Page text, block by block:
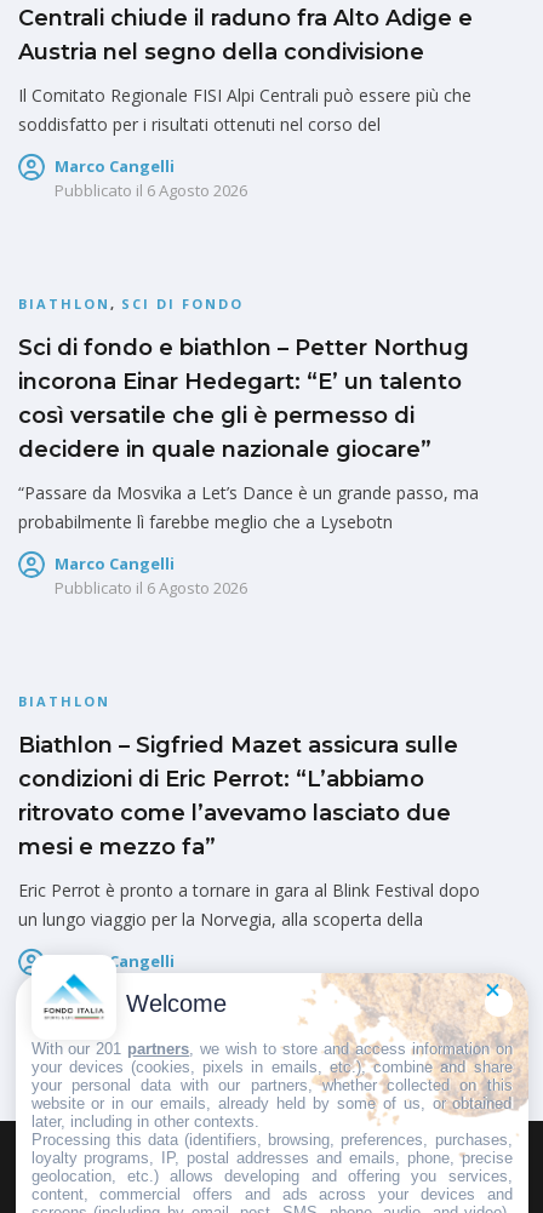
Centrali chiude il raduno fra Alto Adige e
Austria nel segno della condivisione
Il Comitato Regionale FISI Alpi Centrali può essere più che
soddisfatto per i risultati ottenuti nel corso del
Marco Cangelli
Pubblicato il 6 Agosto 2026
BIATHLON , SCI DI FONDO
Sci di fondo e biathlon – Petter Northug
incorona Einar Hedegart: “E’ un talento
così versatile che gli è permesso di
decidere in quale nazionale giocare”
“Passare da Mosvika a Let’s Dance è un grande passo, ma
probabilmente lì farebbe meglio che a Lysebotn
Marco Cangelli
Pubblicato il 6 Agosto 2026
BIATHLON
Biathlon – Sigfried Mazet assicura sulle
condizioni di Eric Perrot: “L’abbiamo
ritrovato come l’avevamo lasciato due
mesi e mezzo fa”
Eric Perrot è pronto a tornare in gara al Blink Festival dopo
un lungo viaggio per la Norvegia, alla scoperta della
Marco Cangelli
Pubblicato il
HOMEPAGEREDAZIONEINVIA UN COMUNICATO STAMPA
Welcome
With our 201 partners , we wish to store and access information on
your devices (cookies, pixels in emails, etc.), combine and share
your personal data with our partners, whether collected on this
website or in our emails, already held by some of us, or obtained
later, including in other contexts.
Processing this data (identifiers, browsing, preferences, purchases,
loyalty programs, IP, postal addresses and emails, phone, precise
geolocation, etc.) allows developing and offering you services,
content, commercial offers and ads across your devices and